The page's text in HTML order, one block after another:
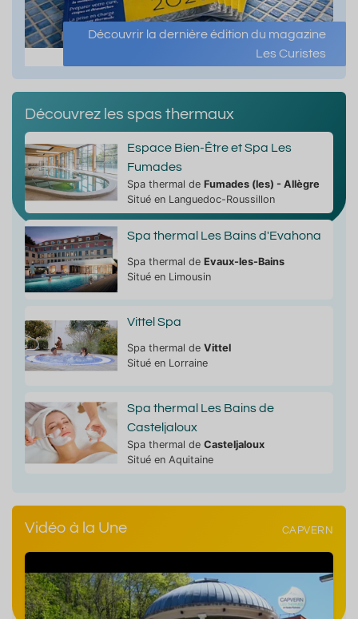
Découvrir la dernière édition du magazine
Les Curistes
Découvrez les spas thermaux
Espace Bien-Être et Spa Les
Fumades
Spa thermal de Fumades (les) - Allègre
Situé en Languedoc-Roussillon
Spa thermal Les Bains d'Evahona
Spa thermal de Evaux-les-Bains
Situé en Limousin
Vittel Spa
Spa thermal de Vittel
Situé en Lorraine
Spa thermal Les Bains de
Casteljaloux
Spa thermal de Casteljaloux
Situé en Aquitaine
Vidéo à la Une CAPVERN